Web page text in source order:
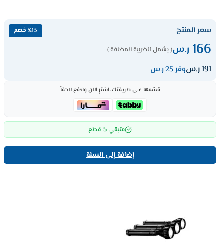
سعر المنتج ٪13 خصم
166 ر.س( يشمل الضريبة المضافة )
191ر.سوفر 25 ر.س
قسّمها على طريقتك، اشترِ الآن وادفع لاحقاً
متبقي 5 قطع
إضافة إلى السلة